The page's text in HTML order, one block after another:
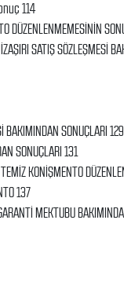
114
DÜZENLENMEMESİNİN
SATIŞ SÖZLEŞMESİ
BAKIMINDAN SONUÇLARI 129
SONUÇLARI 131
KONİŞMENTO
137
MEKTUBU